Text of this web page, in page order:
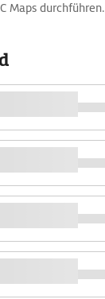
Maps durchführen.